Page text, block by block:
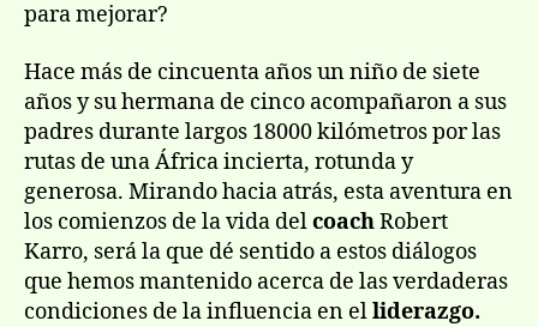
para mejorar?
Hace más de cincuenta años un niño de siete
años y su hermana de cinco acompañaron a sus
padres durante largos 18000 kilómetros por las
rutas de una África incierta, rotunda y
generosa. Mirando hacia atrás, esta aventura en
los comienzos de la vida delcoachRobert
Karro, será la que dé sentido a estos diálogos
que hemos mantenido acerca de las verdaderas
condiciones de la influencia en elliderazgo.